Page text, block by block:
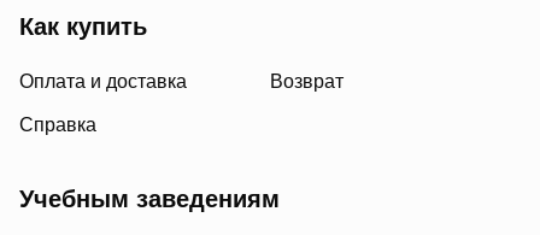
Как купить
Оплата и доставка Возврат
Справка
Учебным заведениям